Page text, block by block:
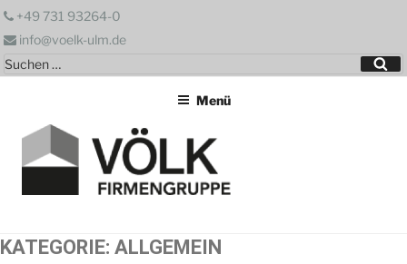
Zum
springen
+49 731 93264-0
info@voelk-ulm.de
Suchen
nach:
Menü
KATEGORIE: ALLGEMEIN